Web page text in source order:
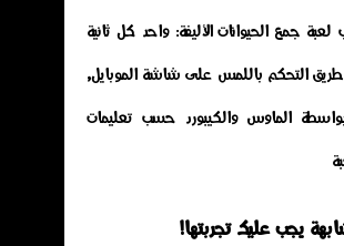
لعبة جمع الحيوانات الأليفة: واحد كل ثانية
التحكم باللمس على شاشة الموبايل,
الماوس والكيبورد حسب تعليمات
يجب عليك تجربتها!